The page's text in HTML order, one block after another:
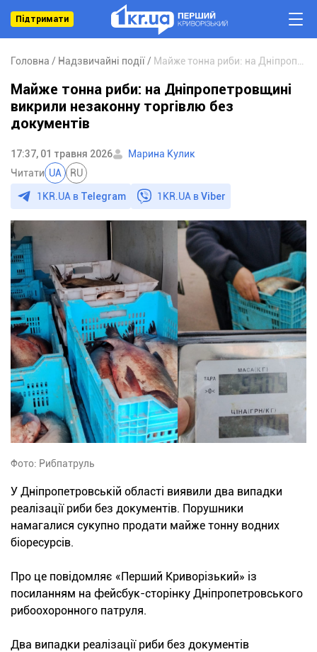
Підтримати
Головна Надзвичайні події
Майже тонна риби: на Дніпропетровщині
викрили незаконну торгівлю без
документів
17:37, 01 травня 2026
Марина Кулик
Читати UA RU
1KR.UA в Telegram 1KR.UA вViber
Фото: Рибпатруль
У Дніпропетровській області виявили два випадки
реалізації риби без документів. Порушники
намагалися сукупно продати майже тонну водних
біоресурсів.
Про це повідомляє «Перший Криворізький» із
посиланням на фейсбук-сторінку Дніпропетровського
рибоохоронного патруля.
Два випадки реалізації риби без документів